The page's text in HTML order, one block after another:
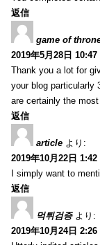
返信
game of
2019年5月28日 10:47
Thank you a lot for
your blog particularly
are certainly the most
返信
article より:
2019年10月22日 1:42
I simply want to
返信
먹튀검증 より:
2019年10月24日 2:26